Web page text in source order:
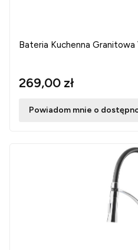
Bateria Kuchenna Granitowa
269,00 zł
Powiadom mnie o